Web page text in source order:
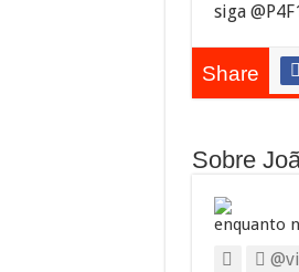
siga
Share
Sobre
enquanto